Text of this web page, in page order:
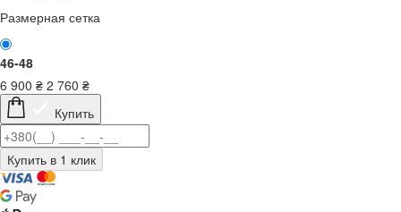
Размерная сетка
46-48
6 900 ₴ 2 760 ₴
Купить